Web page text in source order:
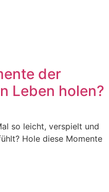
der
Leben holen?
so leicht, verspielt und
Hole diese Momente